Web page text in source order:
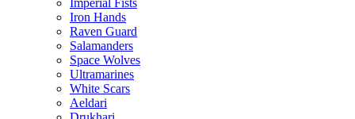
Imperial Fists
Iron Hands
Raven Guard
Salamanders
Space Wolves
Ultramarines
White Scars
Aeldari